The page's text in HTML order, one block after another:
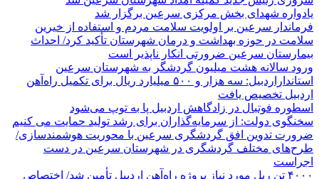
یادواره شهدای بخش مرکزی سرعین برگزار شد
فرماندار سرعین بر اولویت سلامت مردم و استفاده از خیرین
سلامت در حوزه بهداشت و درمان شهرستان تأکید کرد/ احداث
بیمارستان سرعین ضرورتی انکار ناپذیر است
ورود سالانه هشت میلیون گردشگر به شهرستان سرعین
استانداراردبیل: سه هزار و ۵۰۰ میلیارد ریال برای تکمیل راه‌آهن
اردبیل تخصیص یافت
اسطوره فوتبال در زادگاهش اردبیل پا به توپ می‌شود
سخنگوی دولت: از سرمایه‌گذاران برای رشد تولید حمایت می کنیم
ضرورت تدوین افق گردشگری سرعین با محوریت هوشمندسازی/
طرح‌های مختلف گردشگری در شهرستان سرعین در دست
اجراست
۴۰۰۰ تن ریل مورد نیاز پروژه راه‌آهن اردبیل تأمین شد/ اختصاص